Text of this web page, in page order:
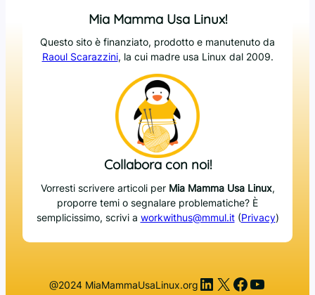
Mia Mamma Usa Linux!
Questo sito è finanziato, prodotto e manutenuto da
Raoul Scarazzini, la cui madre usa Linux dal 2009.
Collabora con noi!
Vorresti scrivere articoli per Mia Mamma Usa Linux,
proporre temi o segnalare problematiche? È
semplicissimo, scrivi a workwithus@mmul.it(Privacy)
@2024 MiaMammaUsaLinux.org LinkedIn
X Facebook